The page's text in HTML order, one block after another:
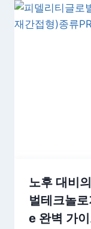
노후 대비
벌테크놀
e 완벽 가